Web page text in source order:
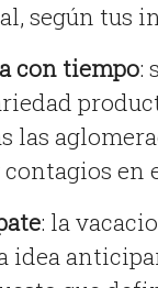
según tus
con tiempo:
las
en
: la
idea